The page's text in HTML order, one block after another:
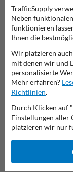
Offizielle
Dieser Leitpfosten,
Reflektorpost
offiziellen
die offiziellen
12899 und
TrafficSupply
Neben
funktionieren
Ihnen die
Wir platzieren
mit denen wir und
personalisierte
Mehr erfahren?
Richtlinien.
Durch Klicken auf
Einstellungen aller
platzieren wir nur